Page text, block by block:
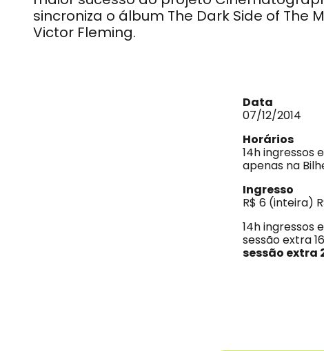
sincroniza o álbum The Dark Side of
Victor Fleming.
Data
07/12/2014
Horários
14h ingressos
apenas na
Ingresso
R$ 6 (inteira)
14h ingressos
sessão extra
sessão extra